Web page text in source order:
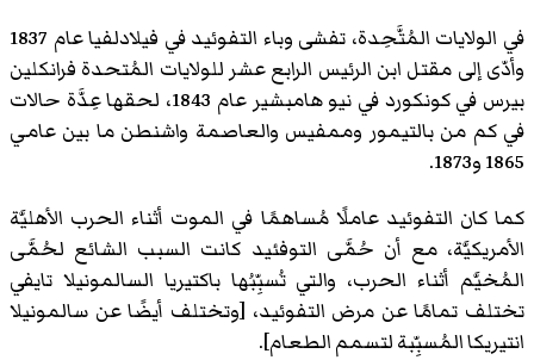
في الولايات المُتَّحِدة، تفشى وباء التفوئيد في فيلادلفيا عام 1837
وأدّى إلى مقتل ابن الرئيس الرابع عشر للولايات المُتحدة فرانكلين
بيرس في كونكورد في نيو هامبشير عام 1843، لحقها عِدَّة حالات
في كم من بالتيمور وممفيس والعاصمة واشنطن ما بين عامي
1865 و1873.
كما كان التفوئيد عاملًا مُساهمًا في الموت أثناء الحرب الأهليَّة
الأمريكيَّة، مع أن حُمَّى التوفئيد كانت السبب الشائع لحُمَّى
المُخيَّم أثناء الحرب، والتي تُسبِّبُها باكتيريا السالمونيلا تايفي
تختلف تمامًا عن مرض التفوئيد، [وتختلف أيضًا عن سالمونيلا
انتيريكا المُسبِّبة لتسمم الطعام].